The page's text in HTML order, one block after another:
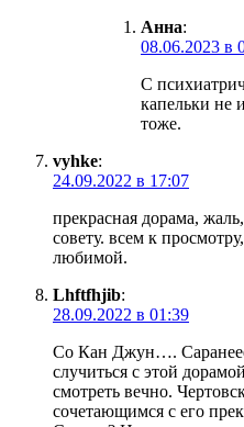
Анна:
08.06.2023 в
С
капельки не
тоже.
vyhke:
24.09.2022 в 17:07
прекрасная дорама,
совету. всем к
любимой.
Lhftfhjib:
28.09.2022 в 01:39
Со Кан Джун….
случиться с этой
смотреть вечно.
сочетающимся с его